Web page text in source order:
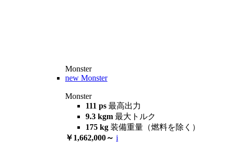
Monster
new Monster
Monster
111 ps 最高出力
9.3 kgm 最大トルク
175 kg 装備重量（燃料を除く）
￥1,662,000～ i